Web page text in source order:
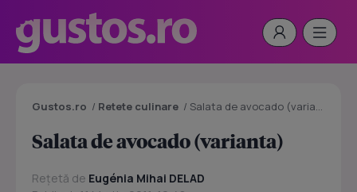
Gustos.ro / Retete culinare / Salata de avocado (varianta)
Salata de avocado (varianta)
Rețetă de Eugénia Mihai DELAD